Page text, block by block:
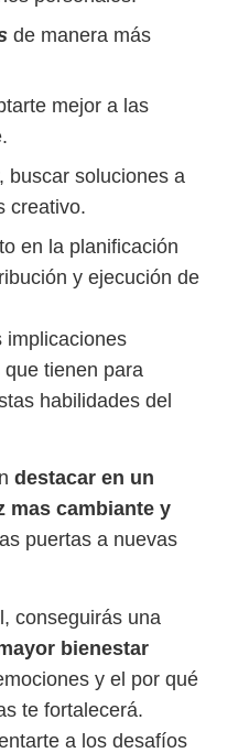
de manera más
mejor a las
buscar soluciones a
creativo.
en la planificación
y ejecución de
implicaciones
tienen para
habilidades del
destacar en un
mas cambiante y
puertas a nuevas
conseguirás una
bienestar
y el por qué
te fortalecerá.
a los desafíos